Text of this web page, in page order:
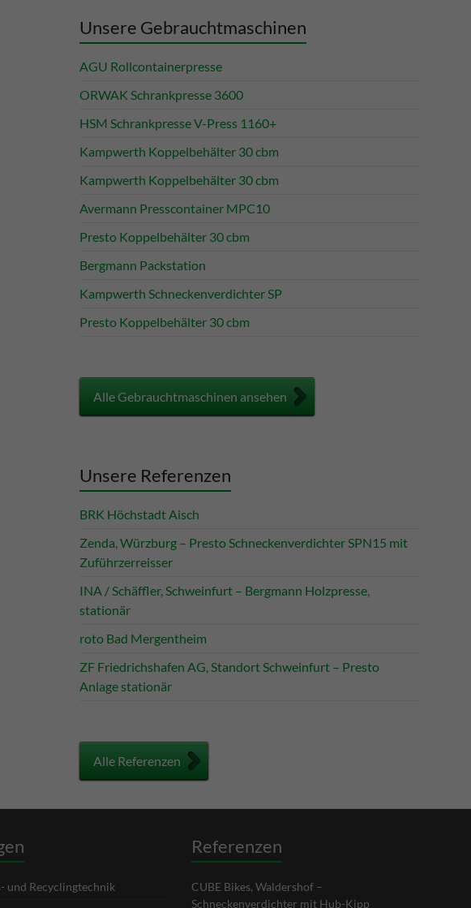
Unsere Gebrauchtmaschinen
AGU Rollcontainerpresse
ORWAK Schrankpresse 3600
HSM Schrankpresse V-Press 1160+
Kampwerth Koppelbehälter 30 cbm
Kampwerth Koppelbehälter 30 cbm
Avermann Presscontainer MPC10
Presto Koppelbehälter 30 cbm
Bergmann Packstation
Kampwerth Schneckenverdichter SP
Presto Koppelbehälter 30 cbm
Alle Gebrauchtmaschinen ansehen
Unsere Referenzen
BRK Höchstadt Aisch
Zenda, Würzburg – Presto Schneckenverdichter SPN15 mit
Zuführzerreisser
INA / Schäffler, Schweinfurt – Bergmann Holzpresse,
stationär
roto Bad Mergentheim
ZF Friedrichshafen AG, Standort Schweinfurt – Presto
Anlage stationär
Alle Referenzen
und Recyclingtechnik
Referenzen
CUBE Bikes, Waldershof –
Schneckenverdichter mit Hub-Kipp